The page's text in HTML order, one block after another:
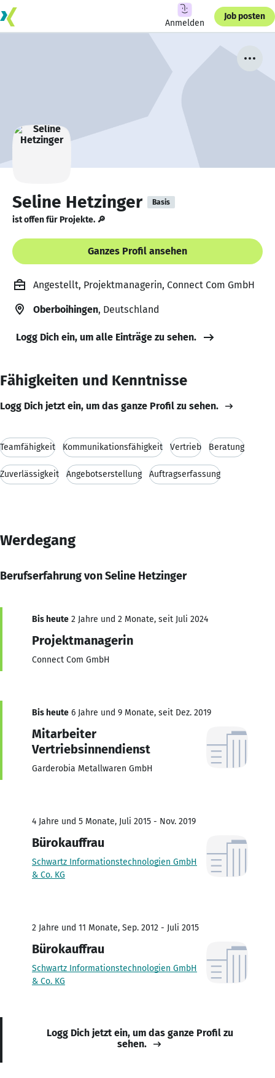
Anmelden
Job posten
Seline Hetzinger Basis
ist offen für Projekte. 🔎
Ganzes Profil ansehen
Angestellt, Projektmanagerin, Connect Com GmbH
Oberboihingen, Deutschland
Logg Dich ein, um alle Einträge zu sehen.
Fähigkeiten und Kenntnisse
Logg Dich jetzt ein, um das ganze Profil zu sehen.
Teamfähigkeit Kommunikationsfähigkeit Vertrieb Beratung
Zuverlässigkeit Angebotserstellung Auftragserfassung
Werdegang
Berufserfahrung von Seline Hetzinger
Bis heute 2 Jahre und 2 Monate, seit Juli 2024
Projektmanagerin
Connect Com GmbH
Bis heute 6 Jahre und 9 Monate, seit Dez. 2019
Mitarbeiter
Vertriebsinnendienst
Garderobia Metallwaren GmbH
4 Jahre und 5 Monate, Juli 2015 - Nov. 2019
Bürokauffrau
Schwartz Informationstechnologien GmbH
& Co. KG
2 Jahre und 11 Monate, Sep. 2012 - Juli 2015
Bürokauffrau
Schwartz Informationstechnologien GmbH
& Co. KG
Logg Dich jetzt ein, um das ganze Profil zu
sehen.